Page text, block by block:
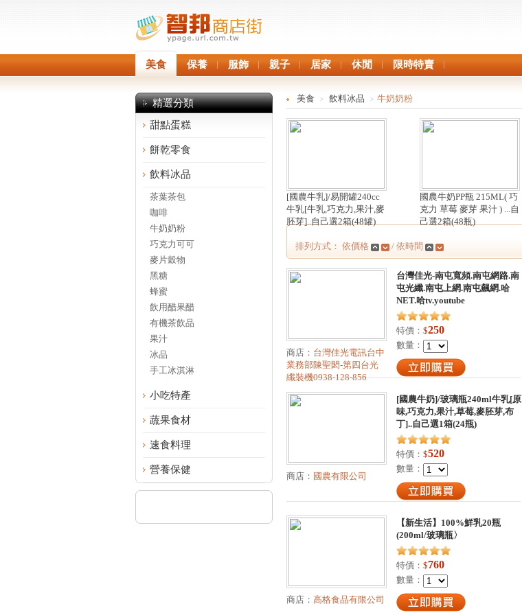
美食 保養 服飾 親子 居家 休閒 限時特賣
精選分類
甜點蛋糕
餅乾零食
飲料冰品
茶葉茶包
咖啡
牛奶奶粉
巧克力可可
麥片穀物
黑糖
蜂蜜
飲用醋果醋
有機茶飲品
果汁
冰品
手工冰淇淋
小吃特產
蔬果食材
速食料理
營養保健
美食 > 飲料冰品 > 牛奶奶粉
[國農牛乳]/易開罐240cc
牛乳[牛乳,巧克力,果汁,麥
胚芽]..自己選2箱(48罐)
國農牛奶PP瓶 215ML( 巧
克力 草莓 麥芽 果汁 ) ...自
己選2箱(48瓶)
排列方式： 依價格
/ 依時間
商店： 台灣佳光電訊台中
業務部陳聖閎-第四台光
纖裝機0938-128-856
台灣佳光-南屯寬頻.南屯網路.南
屯光纖.南屯上網.南屯飆網.哈
NET.哈tv.youtube
特價： $250
數量：
商店： 國農有限公司
[國農牛奶]/玻璃瓶240ml牛乳[原
味,巧克力,果汁,草莓,麥胚芽,布
丁]..自己選1箱(24瓶)
特價： $520
數量：
商店： 高格食品有限公司
【新生活】100%鮮乳20瓶
(200ml/玻璃瓶〉
特價： $760
數量：